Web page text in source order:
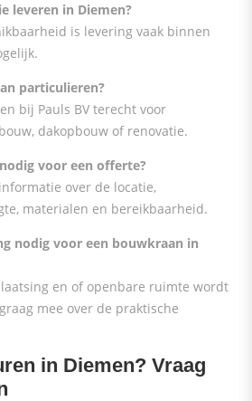
leveren in Diemen?
is levering vaak binnen
particulieren?
bij Pauls BV terecht voor
dakopbouw of renovatie.
voor een offerte?
over de locatie,
materialen en bereikbaarheid.
nodig voor een bouwkraan in
en of openbare ruimte wordt
mee over de praktische
in Diemen? Vraag